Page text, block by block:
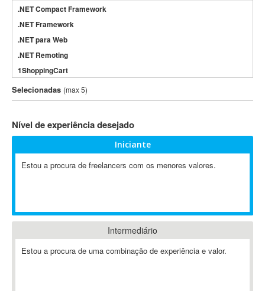
.NET Compact Framework
.NET Framework
.NET para Web
.NET Remoting
1ShoppingCart
3DS Max
3GSM
802.11
A-GPS
ABAP
Abaqus
ABBYY FineReader
Selecionadas (max 5)
Nível de experiência desejado
Iniciante
Estou a procura de freelancers com os menores valores.
Intermediário
Estou a procura de uma combinação de experiência e valor.